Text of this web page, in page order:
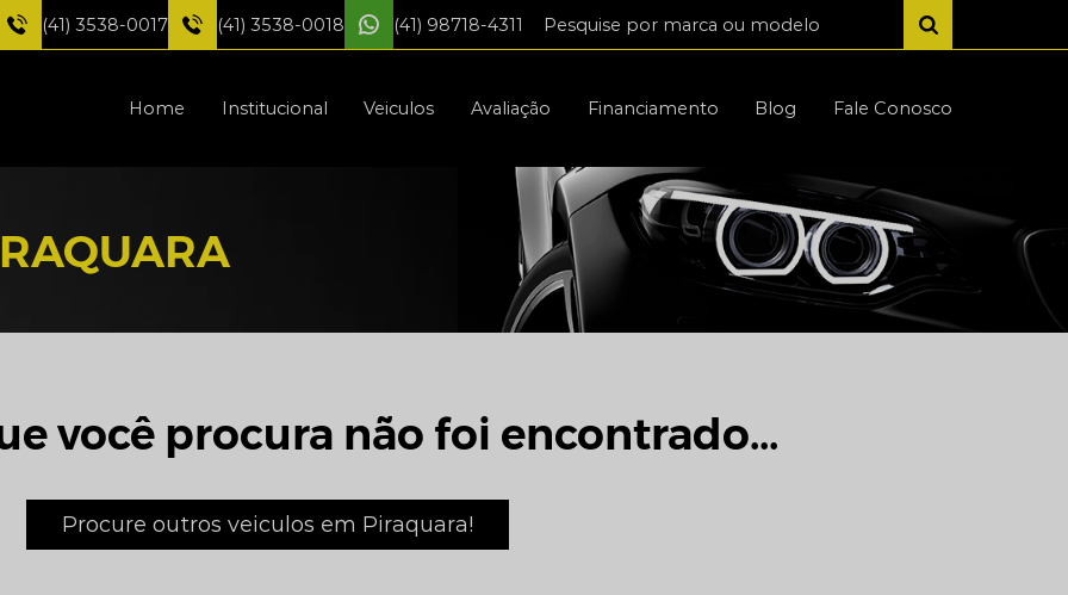
(41) 3538-0017 (41) 3538-0018 (41) 98718-4311
Home Institucional Veiculos Avaliação Financiamento Blog Fale Conosco
você procura não foi encontrado...
Procure outros veiculos em Piraquara!